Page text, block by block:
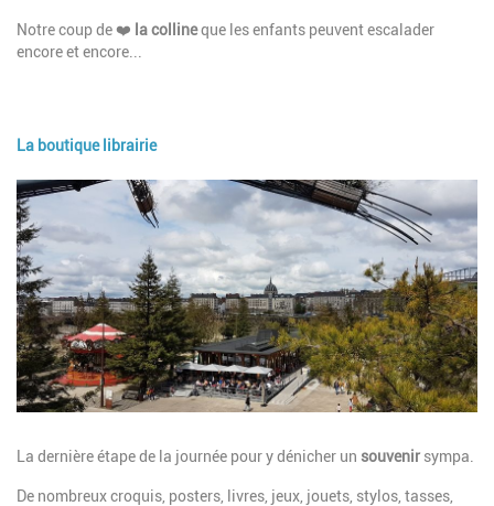
Notre coup de ❤️ la collineque les enfants peuvent escalader
encore et encore...
La boutique librairie
Image
Description
La dernière étape de la journée pour y dénicher un souvenir sympa.
De nombreux croquis, posters, livres, jeux, jouets, stylos, tasses,